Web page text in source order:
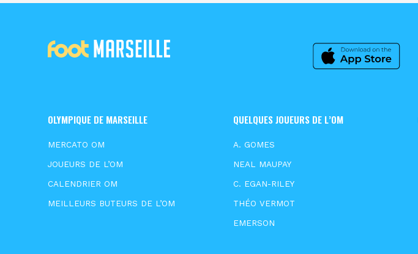
OLYMPIQUE DE MARSEILLE
MERCATO OM
JOUEURS DE L’OM
CALENDRIER OM
MEILLEURS BUTEURS DE L’OM
QUELQUES JOUEURS DE L’OM
A. GOMES
NEAL MAUPAY
C. EGAN-RILEY
THÉO VERMOT
EMERSON